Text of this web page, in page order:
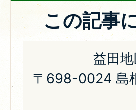
この記事
益田
〒698-0024 島